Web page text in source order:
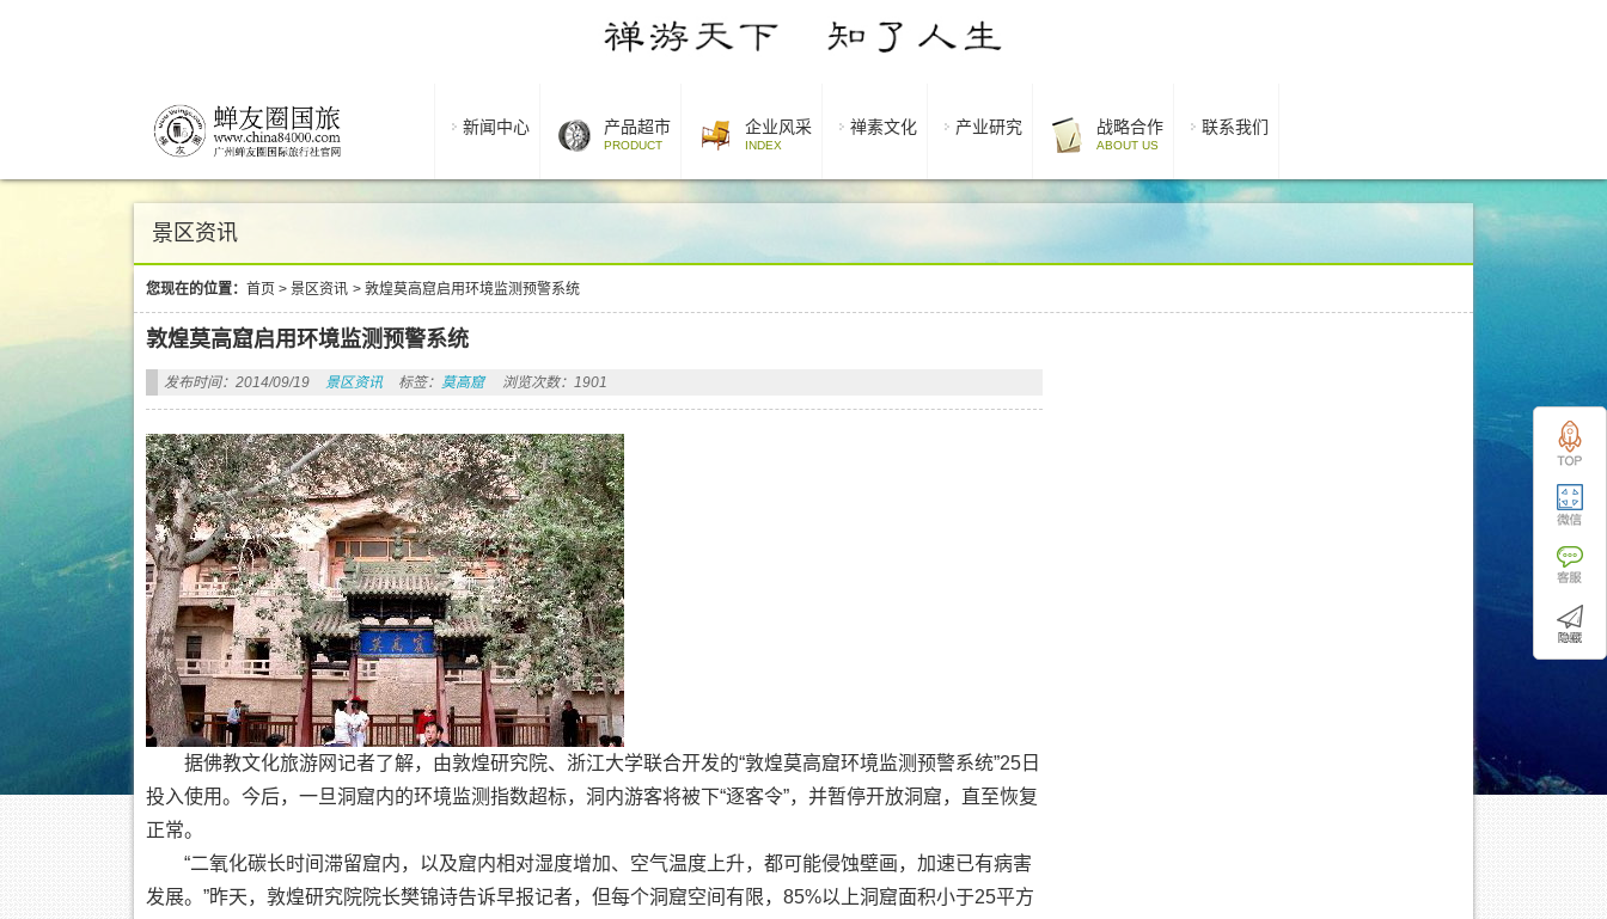
新闻中心 产品超市
PRODUCT
企业风采
INDEX
禅素文化 产业研究 战略合作
ABOUT US
联系我们
景区资讯
您现在的位置： 首页 > 景区资讯 > 敦煌莫高窟启用环境监测预警系统
敦煌莫高窟启用环境监测预警系统
发布时间：2014/09/19 景区资讯 标签： 莫高窟 浏览次数：1901
据佛教文化旅游网记者了解，由敦煌研究院、浙江大学联合开发的“敦煌莫高窟环境监测预警系统”25日
投入使用。今后，一旦洞窟内的环境监测指数超标，洞内游客将被下“逐客令”，并暂停开放洞窟，直至恢复
正常。
“二氧化碳长时间滞留窟内，以及窟内相对湿度增加、空气温度上升，都可能侵蚀壁画，加速已有病害
发展。”昨天，敦煌研究院院长樊锦诗告诉早报记者，但每个洞窟空间有限，85%以上洞窟面积小于25平方